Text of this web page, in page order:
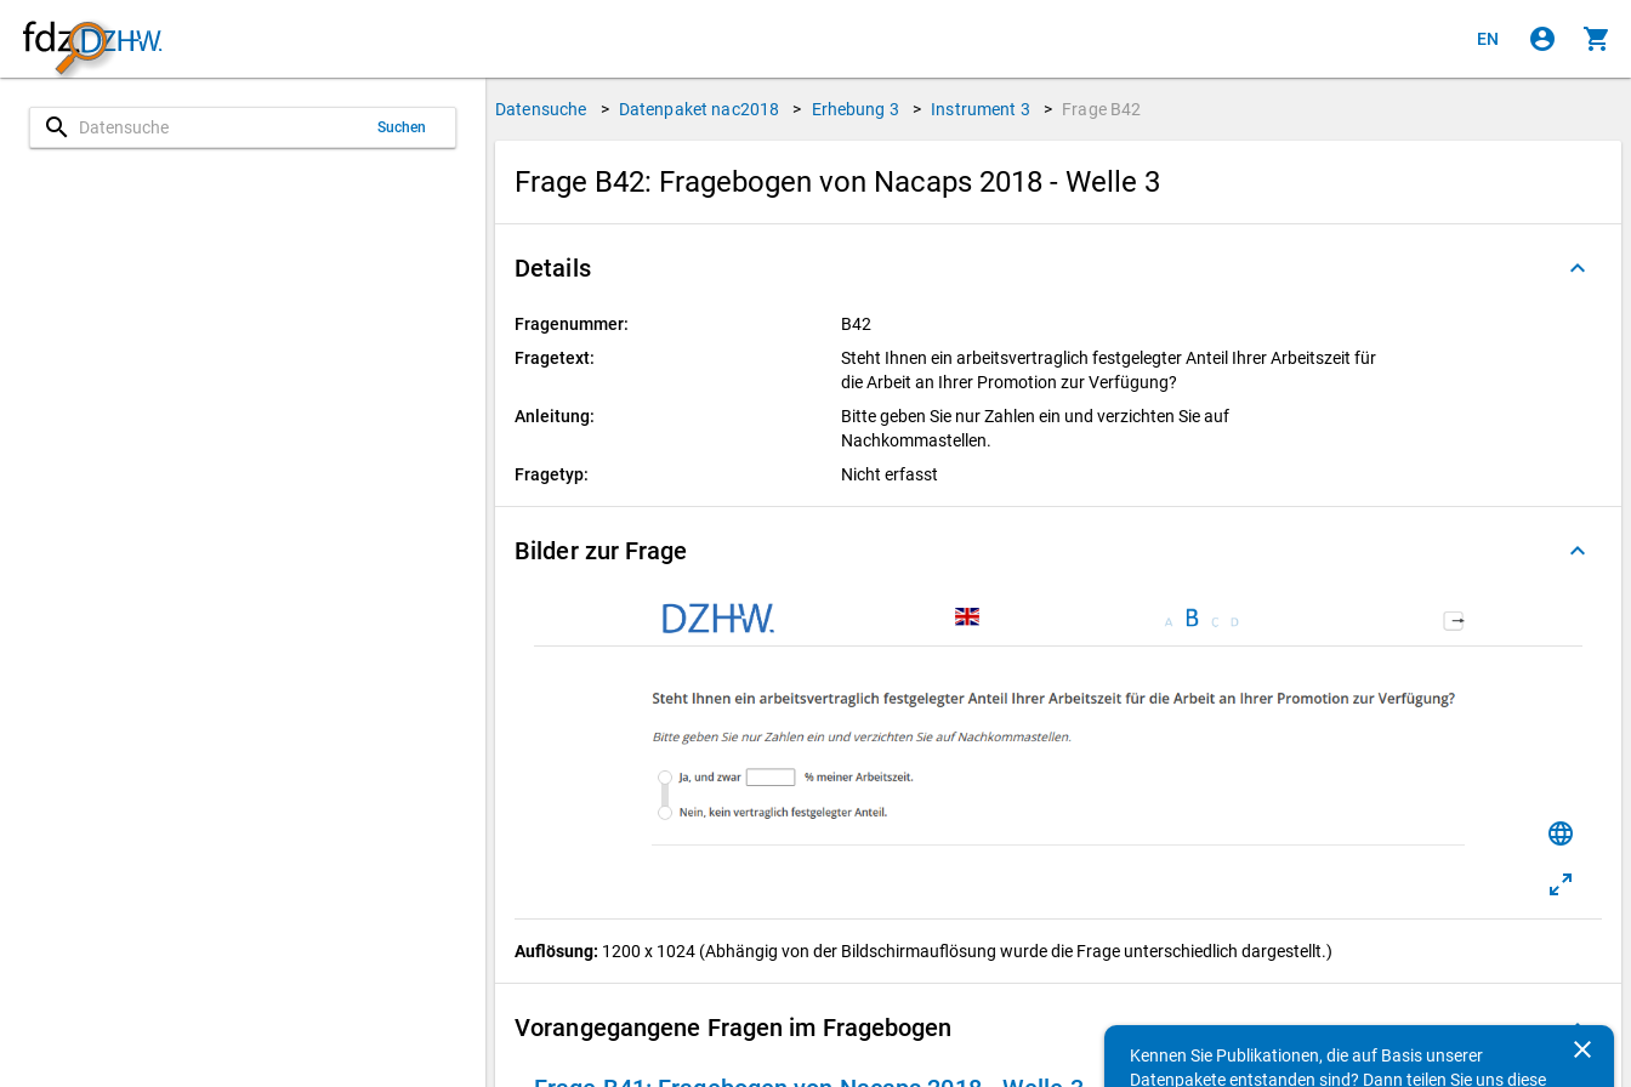
EN account_circle shopping_cart
search Suchen
Datensuche > Datenpaket nac2018 > Erhebung 3 > Instrument 3 > Frage B42
Frage B42: Fragebogen von Nacaps 2018 - Welle 3
Details keyboard_arrow_up
Fragenummer:
B42
Fragetext:
Steht Ihnen ein arbeitsvertraglich festgelegter Anteil Ihrer Arbeitszeit für
die Arbeit an Ihrer Promotion zur Verfügung?
Anleitung:
Bitte geben Sie nur Zahlen ein und verzichten Sie auf
Nachkommastellen.
Fragetyp:
Nicht erfasst
Bilder zur Frage keyboard_arrow_up
language
Auflösung: 1200 x 1024 (Abhängig von der Bildschirmauflösung wurde die Frage unterschiedlich dargestellt.)
Vorangegangene Fragen im Fragebogen keyboard_arrow_up
clear
Kennen Sie Publikationen, die auf Basis unserer
Datenpakete entstanden sind? Dann teilen Sie uns diese